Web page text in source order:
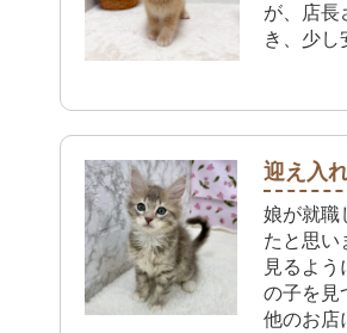
が、店長
き、少し
迎え入
娘が就職
たと思い
見るよ
の子を見
他のお店